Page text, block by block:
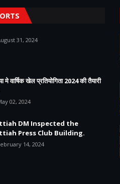
31, 2024
मे वार्षिक खेल प्रतियोगिता 2024 की तैयारी
02, 2024
DM Inspected the
Press Club Building.
14, 2024